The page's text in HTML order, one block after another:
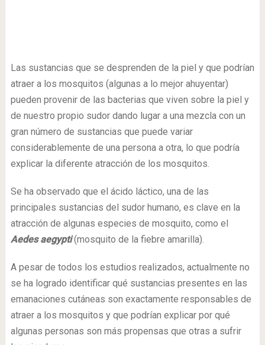
Las sustancias que se desprenden de la piel y que podrían
atraer a los mosquitos (algunas a lo mejor ahuyentar)
pueden provenir de las bacterias que viven sobre la piel y
de nuestro propio sudor dando lugar a una mezcla con un
gran número de sustancias que puede variar
considerablemente de una persona a otra, lo que podría
explicar la diferente atracción de los mosquitos.
Se ha observado que el ácido láctico, una de las
principales sustancias del sudor humano, es clave en la
atracción de algunas especies de mosquito, como el
Aedes aegypti (mosquito de la fiebre amarilla).
A pesar de todos los estudios realizados, actualmente no
se ha logrado identificar qué sustancias presentes en las
emanaciones cutáneas son exactamente responsables de
atraer a los mosquitos y que podrían explicar por qué
algunas personas son más propensas que otras a sufrir